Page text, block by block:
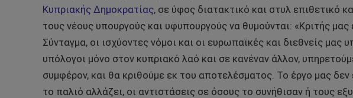
Κυπριακής Δημοκρατίας, σε ύφος διατακτικό και στυλ επιθετικό
τους νέους υπουργούς και υφυπουργούς να θυμούνται: «Κριτής μας
Σύνταγμα, οι ισχύοντες νόμοι και οι ευρωπαϊκές και διεθνείς μας
υπόλογοι μόνο στον κυπριακό λαό και σε κανέναν άλλον,
συμφέρον, και θα κριθούμε εκ του αποτελέσματος. Το έργο μας δεν
το παλιό αλλάζει, οι αντιστάσεις σε όσους το συνήθισαν ή τους